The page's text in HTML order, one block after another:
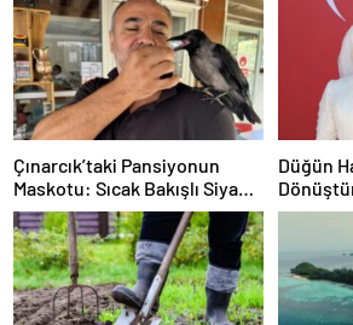
Arayışı
Çınarcık’taki Pansiyonun
Maskotu: Sıcak Bakışlı Siyah
ve Salgın Neşe
Düğün
Gelinlik